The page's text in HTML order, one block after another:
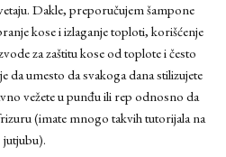
Dakle, preporučujem šampone
kose i izlaganje toploti, korišćenje
za zaštitu kose od toplote i često
da umesto da svakoga dana stilizujete
vežete u punđu ili rep odnosno da
(imate mnogo takvih tutorijala na
jutjubu).